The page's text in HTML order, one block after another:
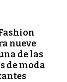
nueve
de las
de moda